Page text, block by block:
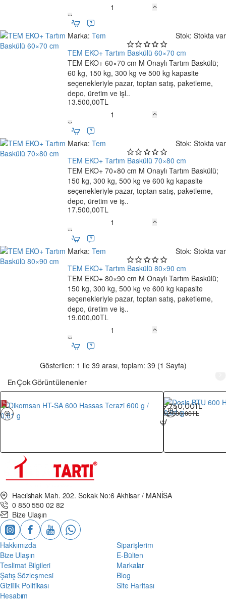
EKO+
Tartım
Baskülü
60×60
cm
Marka: Tem Stok: Stokta var
TEM EKO+ Tartım Baskülü 60×70 cm
TEM EKO+ 60×70 cm M Onaylı Tartım Baskülü;
60 kg, 150 kg, 300 kg ve 500 kg kapasite
seçenekleriyle pazar, toptan satış, paketleme,
depo, üretim ve işl..
13.500,00TL
EKO+
Tartım
Baskülü
60×70
cm
Marka: Tem Stok: Stokta var
TEM EKO+ Tartım Baskülü 70×80 cm
TEM EKO+ 70×80 cm M Onaylı Tartım Baskülü;
150 kg, 300 kg, 500 kg ve 600 kg kapasite
seçenekleriyle pazar, toptan satış, paketleme,
depo, üretim ve iş..
17.500,00TL
EKO+
Tartım
Baskülü
70×80
cm
Marka: Tem Stok: Stokta var
TEM EKO+ Tartım Baskülü 80×90 cm
TEM EKO+ 80×90 cm M Onaylı Tartım Baskülü;
150 kg, 300 kg, 500 kg ve 600 kg kapasite
seçenekleriyle pazar, toptan satış, paketleme,
depo, üretim ve iş..
19.000,00TL
EKO+
Baskülü
cm
Gösterilen: 1 ile 39 arası, toplam: 39 (1 Sayfa)
En Çok Görüntülenenler
Dikomsan HT-SA
9.750,00TL
12.000,00TL
Hacıishak Mah. 202. Sokak No:6 Akhisar / MANİSA
0 850 550 02 82
Bize Ulaşın
Hakkımızda
Bize Ulaşın
Teslimat Bilgileri
Şatış Sözleşmesi
Gizlilik Politikası
Hesabım
Siparişlerim
E-Bülten
Markalar
Blog
Site Haritası